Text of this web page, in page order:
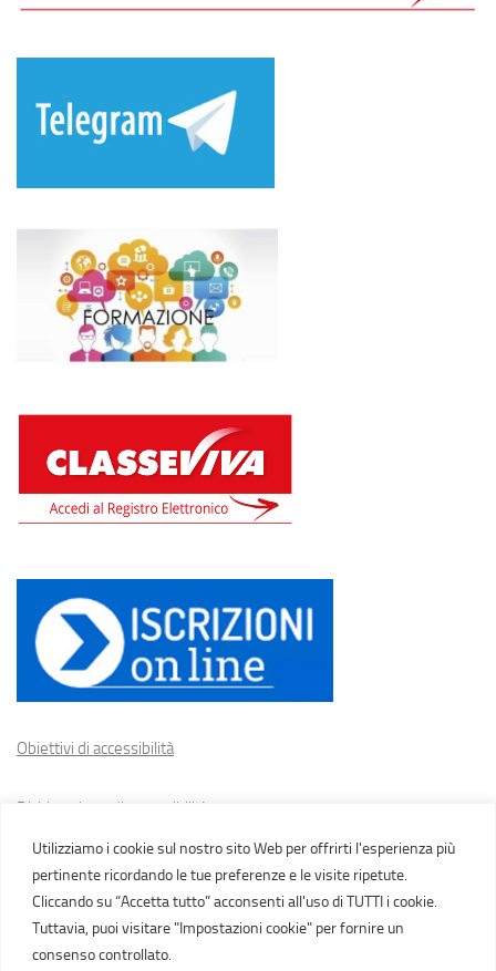
Utilizziamo i cookie sul nostro sito Web per offrirti l'esperienza più
pertinente ricordando le tue preferenze e le visite ripetute.
Cliccando su “Accetta tutto” acconsenti all'uso di TUTTI i cookie.
Tuttavia, puoi visitare "Impostazioni cookie" per fornire un
consenso controllato.
Obiettivi di accessibilità
Dichiarazione di accessibilità
Cookie policy